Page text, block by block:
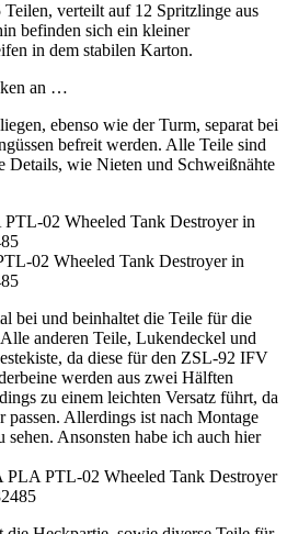
Teilen, verteilt auf 12 Spritzlinge aus
befinden sich ein kleiner
in dem stabilen Karton.
an …
ebenso wie der Turm, separat bei
befreit werden. Alle Teile sind
Details, wie Nieten und Schweißnähte
bei und beinhaltet die Teile für die
anderen Teile, Lukendeckel und
da diese für den ZSL-92 IFV
werden aus zwei Hälften
zu einem leichten Versatz führt, da
passen. Allerdings ist nach Montage
Ansonsten habe ich auch hier